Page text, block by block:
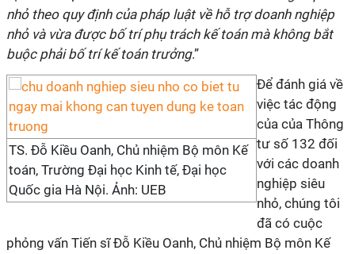
nhỏ theo quy định của pháp luật về hỗ trợ doanh nghiệp
nhỏ và vừa được bố trí phụ trách kế toán mà không bắt
buộc phải bố trí kế toán trưởng.”
TS. Đỗ Kiều Oanh, Chủ nhiệm Bộ môn Kế
toán, Trường Đại học Kinh tế, Đại học
Quốc gia Hà Nội. Ảnh: UEB
Để đánh giá về
việc tác động
của của Thông
tư số 132 đối
với các doanh
nghiệp siêu
nhỏ, chúng tôi
đã có cuộc
phỏng vấn Tiến sĩ Đỗ Kiều Oanh, Chủ nhiệm Bộ môn Kế